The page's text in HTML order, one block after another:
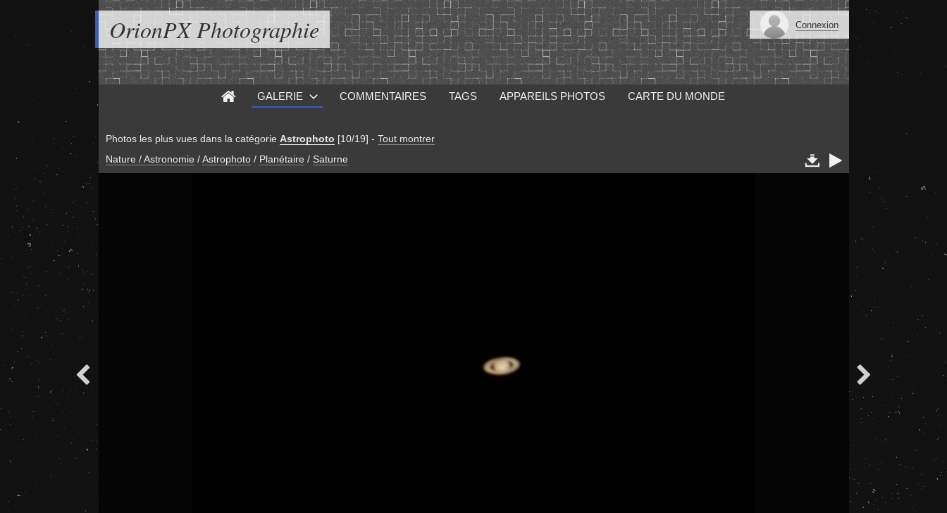
OrionPX Photographie Connexion
GALERIE COMMENTAIRES TAGS APPAREILS PHOTOS CARTE DU MONDE
Photos les plus vues dans la catégorie Astrophoto [10/19] - Tout montrer
Nature / Astronomie / Astrophoto / Planétaire / Saturne  
 